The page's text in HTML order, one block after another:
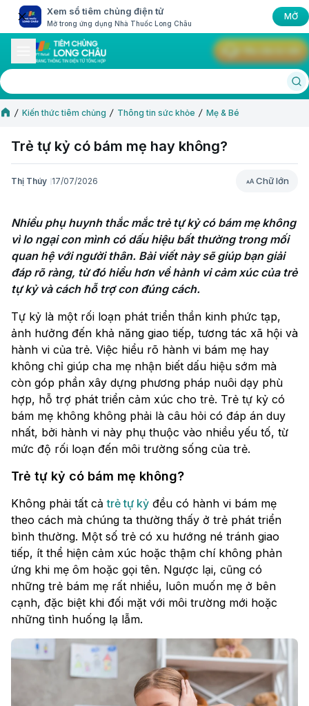
Xem sổ tiêm chủng điện tử
Mở trong ứng dụng Nhà Thuốc Long Châu
MỞ
Kiến thức tiêm chủng Thông tin sức khỏe Mẹ & Bé
Trẻ tự kỷ có bám mẹ hay không?
Thị Thúy 17/07/2026 Chữ lớn
Chữ lớn
Nhiều phụ huynh thắc mắc trẻ tự kỷ có bám mẹ không
vì lo ngại con mình có dấu hiệu bất thường trong mối
quan hệ với người thân. Bài viết này sẽ giúp bạn giải
đáp rõ ràng, từ đó hiểu hơn về hành vi cảm xúc của trẻ
tự kỷ và cách hỗ trợ con đúng cách.
Tự kỷ là một rối loạn phát triển thần kinh phức tạp,
ảnh hưởng đến khả năng giao tiếp, tương tác xã hội và
hành vi của trẻ. Việc hiểu rõ hành vi bám mẹ hay
không chỉ giúp cha mẹ nhận biết dấu hiệu sớm mà
còn góp phần xây dựng phương pháp nuôi dạy phù
hợp, hỗ trợ phát triển cảm xúc cho trẻ. Trẻ tự kỷ có
bám mẹ không không phải là câu hỏi có đáp án duy
nhất, bởi hành vi này phụ thuộc vào nhiều yếu tố, từ
mức độ rối loạn đến môi trường sống của trẻ.
Trẻ tự kỷ có bám mẹ không?
Không phải tất cảtrẻ tự kỷ đều có hành vi bám mẹ
theo cách mà chúng ta thường thấy ở trẻ phát triển
bình thường. Một số trẻ có xu hướng né tránh giao
tiếp, ít thể hiện cảm xúc hoặc thậm chí không phản
ứng khi mẹ ôm hoặc gọi tên. Ngược lại, cũng có
những trẻ bám mẹ rất nhiều, luôn muốn mẹ ở bên
cạnh, đặc biệt khi đối mặt với môi trường mới hoặc
những tình huống lạ lẫm.